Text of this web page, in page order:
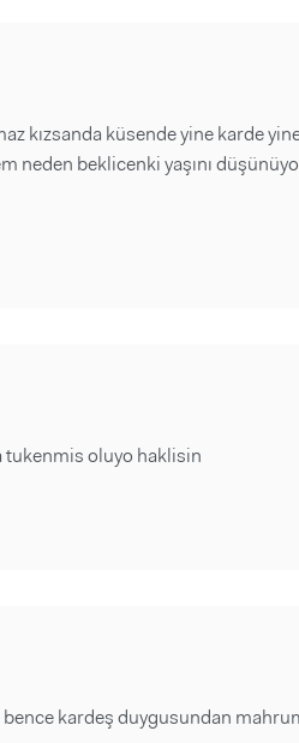
kızsanda küsende yine karde
neden beklicenki yaşını
tukenmis oluyo haklisin
kardeş duygusundan